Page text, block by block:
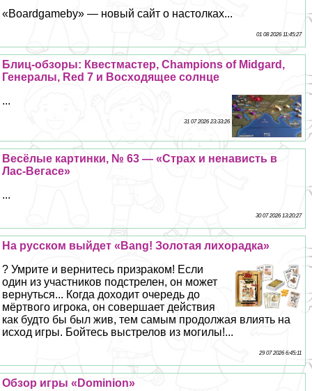
«Boardgameby» — новый сайт о настолках...
01 08 2026 11:45:27
Блиц-обзоры: Квестмастер, Champions of Midgard,
Генералы, Red 7 и Восходящее солнце
...
31 07 2026 23:33:26
Весёлые картинки, № 63 — «Страх и ненависть в
Лас-Вегасе»
...
30 07 2026 13:20:27
На русском выйдет «Bang! Золотая лихорадка»
? Умрите и вернитесь призpaком! Если
один из участников подстрелен, он может
вернуться... Когда доходит очередь до
мёртвого игрока, он совершает действия
как будто бы был жив, тем самым продолжая влиять на
исход игры. Бойтесь выстрелов из могилы!...
29 07 2026 6:45:11
Обзор игры «Dominion»